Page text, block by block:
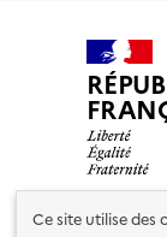
Ce site utilise des